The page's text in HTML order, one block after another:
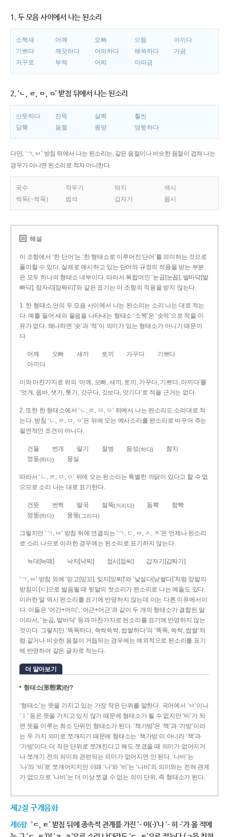
1. 두 모음 사이에서 나는 된소리
소쩍새 어깨 오빠 으뜸
아끼다
기쁘다
깨끗하다 어떠하다 해쓱하다
가끔
거꾸로
부썩 어찌 이따금
2. ‘ㄴ, ㄹ, ㅁ, ㅇ’ 받침 뒤에서 나는 된소리
산뜻하다 잔뜩 살짝
훨씬
담뿍
움찔 몽땅 엉뚱하다
다만, ‘ㄱ, ㅂ’ 받침 뒤에서 나는 된소리는, 같은 음절이나 비슷한 음절이 겹쳐 나는
경우가 아니면 된소리로 적지 아니한다.
국수 깍두기 딱지
색시
싹둑(~싹둑)
법석 갑자기 몹시
해설
이 조항에서 ‘한 단어’는 ‘한 형태소로 이루어진 단어’를 의미하는 것으로
풀이할 수 있다. 실제로 예시하고 있는 단어와 규정의 적용을 받는 부분
은 모두 하나의 형태소 내부이다. 따라서 복합어인 ‘눈곱[눈꼽], 발바닥[발
빠닥], 잠자리[잠짜리]’와 같은 표기는 이 조항의 적용을 받지 않는다.
1. 한 형태소 안의 두 모음 사이에서 나는 된소리는 소리 나는 대로 적는
다. 예를 들어 새의 울음을 나타내는 형태소 ‘소쩍’은 ‘솟적’으로 적을 이
유가 없다. 왜냐하면 ‘솟’과 ‘적’이 의미가 있는 형태소가 아니기 때문이
다.
어깨 오빠 새끼 토끼 가꾸다
기쁘다
아끼다
이와 마찬가지로 위의 ‘어깨, 오빠, 새끼, 토끼, 가꾸다, 기쁘다, 아끼다’를
‘엇개, 옵바, 샛기, 톳기, 갓구다, 깃브다, 앗기다’로 적을 근거는 없다.
2. 또한 한 형태소에서 ‘ㄴ, ㄹ, ㅁ, ㅇ’ 뒤에서 나는 된소리도 소리대로 적
는다. 받침 ‘ㄴ, ㄹ, ㅁ, ㅇ’은 뒤에 오는 예사소리를 된소리로 바꾸어 주는
필연적인 조건이 아니다.
건들 번개 딸기 절벙 듬성(하다)
함지
껑둥(하다) 뭉실
따라서 ‘ㄴ, ㄹ, ㅁ, ㅇ’ 뒤에 오는 된소리는 특별한 까닭이 있다고 할 수 없
으므로 소리 나는 대로 표기한다.
건뜻 번쩍 딸꾹 절뚝(거리다) 듬뿍
함빡
껑뚱(하다) 뭉뚱(그리다)
그렇지만 ‘ㄱ, ㅂ’ 받침 뒤에 연결되는 ‘ㄱ, ㄷ, ㅂ, ㅅ, ㅈ’은 언제나 된소리
로 소리 나므로 이러한 경우에는 된소리로 표기하지 않는다.
늑대[늑때] 낙지[낙찌] 접시[접씨] 갑자기[갑짜기]
‘ㄱ, ㅂ’ 받침 외에 ‘믿고[믿꼬], 잊지[읻찌]’와 ‘낯설다[낟썰다]’처럼 앞말의
받침이 [ㄷ]으로 발음될 때 뒷말의 첫소리가 된소리로 나는 예들도 있다.
이러한 말 역시 된소리를 표기에 반영하지 않는데 이는 다른 이유에서이
다. 이들은 ‘어간+어미’, ‘어근+어근’과 같이 두 개의 형태소가 결합된 말
이라서, ‘눈곱, 발바닥’ 등과 마찬가지로 된소리를 표기에 반영하지 않는
것이다. 그렇지만 ‘똑똑하다, 쓱싹쓱싹, 쌉쌀하다’의 ‘똑똑, 쓱싹, 쌉쌀’처
럼 같거나 비슷한 음절이 거듭되는 경우에는 예외적으로 된소리를 표기
에 반영하여 같은 글자로 적는다.
더 알아보기
형태소(形態素)란?
‘형태소’는 뜻을 가지고 있는 가장 작은 단위를 말한다. 국어에서 ‘ㅂ’이나
‘ㅣ’ 등은 뜻을 가지고 있지 않기 때문에 형태소가 될 수 없지만 ‘비’가 되
면 뜻을 이루는 최소 단위인 형태소가 된다. ‘책가방’은 ‘책’과 ‘가방’이라
는 두 가지 의미로 쪼개지기 때문에 형태소는 ‘책가방’이 아니라 ‘책’과
‘가방’이다. 더 작은 단위로 쪼개진다고 해도 쪼갰을 때 의미가 없어지거
나 쪼개기 전의 의미와 관련되는 의미가 없어지면 안 된다. ‘나비’는
‘나’와 ‘비’로 쪼개어지지만 이때 ‘나’와 ‘비’는 ‘나비’의 의미와는 전혀 관계
가 없으므로 ‘나비’는 더 이상 쪼갤 수 없는 의미 단위, 즉 형태소가 된다.
제2절 구개음화
제6항 ‘ㄷ, ㅌ’ 받침 뒤에 종속적 관계를 가진 ‘- 이(-)’나 ‘- 히 -’가 올 적에